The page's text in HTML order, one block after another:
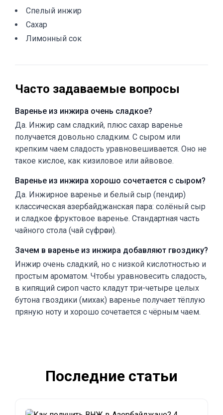
Спелый инжир
Сахар
Лимонный сок
Часто задаваемые вопросы
Варенье из инжира очень сладкое?
Да. Инжир сам сладкий, плюс сахар варенье
получается довольно сладким. С сыром или
крепким чаем сладость уравновешивается. Оно не
такое кислое, как кизиловое или айвовое.
Варенье из инжира хорошо сочетается с сыром?
Да. Инжирное варенье и белый сыр (пендир)
классическая азербайджанская пара: солёный сыр
и сладкое фруктовое варенье. Стандартная часть
чайного стола (чай сүфрәси).
Зачем в варенье из инжира добавляют гвоздику?
Инжир очень сладкий, но с низкой кислотностью и
простым ароматом. Чтобы уравновесить сладость,
в кипящий сироп часто кладут три-четыре целых
бутона гвоздики (михак) варенье получает тёплую
пряную ноту и хорошо сочетается с чёрным чаем.
Последние статьи